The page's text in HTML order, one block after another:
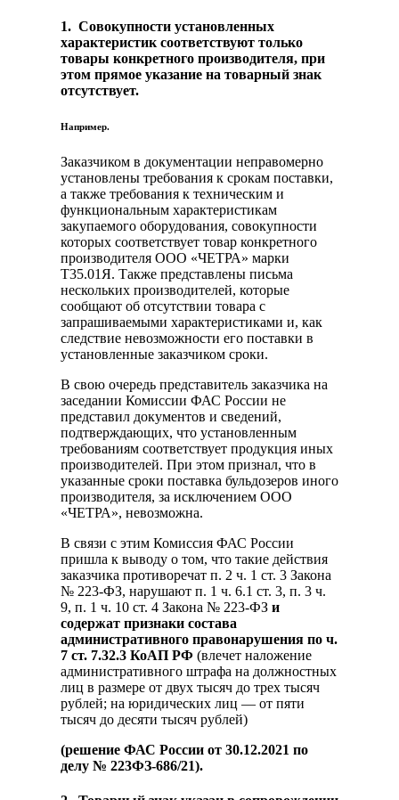
1. Совокупности установленных
характеристик соответствуют только
товары конкретного производителя, при
этом прямое указание на товарный знак
отсутствует.
Например.
Заказчиком в документации неправомерно
установлены требования к срокам поставки,
а также требования к техническим и
функциональным характеристикам
закупаемого оборудования, совокупности
которых соответствует товар конкретного
производителя ООО «ЧЕТРА» марки
Т35.01Я. Также представлены письма
нескольких производителей, которые
сообщают об отсутствии товара с
запрашиваемыми характеристиками и, как
следствие невозможности его поставки в
установленные заказчиком сроки.
В свою очередь представитель заказчика на
заседании Комиссии ФАС России не
представил документов и сведений,
подтверждающих, что установленным
требованиям соответствует продукция иных
производителей. При этом признал, что в
указанные сроки поставка бульдозеров иного
производителя, за исключением ООО
«ЧЕТРА», невозможна.
В связи с этим Комиссия ФАС России
пришла к выводу о том, что такие действия
заказчика противоречат п. 2 ч. 1 ст. 3 Закона
№ 223-ФЗ, нарушают п. 1 ч. 6.1 ст. 3, п. 3 ч.
9, п. 1 ч. 10 ст. 4 Закона № 223-ФЗ и
содержат признаки состава
административного правонарушения по ч.
7 ст. 7.32.3 КоАП РФ (влечет наложение
административного штрафа на должностных
лиц в размере от двух тысяч до трех тысяч
рублей; на юридических лиц — от пяти
тысяч до десяти тысяч рублей)
(решение ФАС России от 30.12.2021 по
делу № 223ФЗ-686/21).